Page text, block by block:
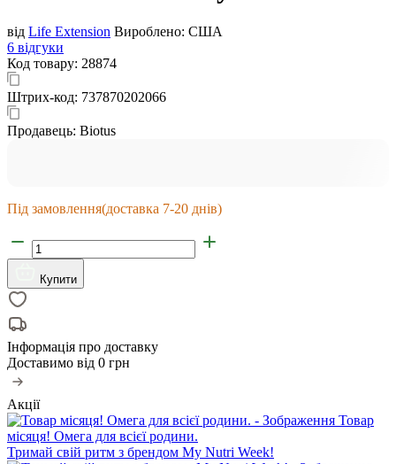
від Life Extension Вироблено: США
6 відгуки
Код товару: 28874
Штрих-код: 737870202066
Продавець: Biotus
Під замовлення(доставка 7-20 днів)
Купити
Інформація про доставку
Доставимо від 0 грн
Акції
Товар
місяця! Омега для всієї родини.
Тримай свій ритм з брендом My Nutri Week!